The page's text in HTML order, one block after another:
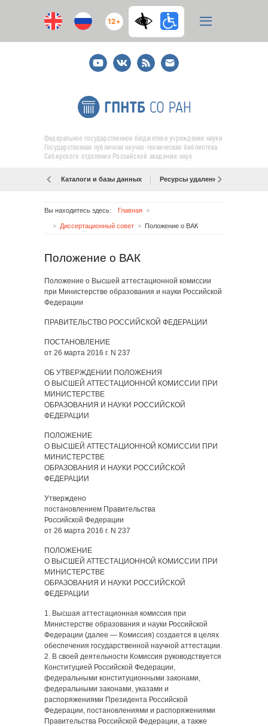
12+
YoutubeВКонтакте
RSS
E-
mail
подписка
Федеральное государственное бюджетное учреждение науки
Государственная публичная научно-техническая библиотека
Сибирского отделения Российской академии наук
Каталоги и базы данных Ресурсы удаленного доступа
Вы находитесь здесь: Главная
Диссертационный совет Положение о ВАК
Положение о ВАК
Положение о Высшей аттестационной комиссии
при Министерстве образования и науки Российской
Федерации
ПРАВИТЕЛЬСТВО РОССИЙСКОЙ ФЕДЕРАЦИИ
ПОСТАНОВЛЕНИЕ
от 26 марта 2016 г. N 237
ОБ УТВЕРЖДЕНИИ ПОЛОЖЕНИЯ
О ВЫСШЕЙ АТТЕСТАЦИОННОЙ КОМИССИИ ПРИ
МИНИСТЕРСТВЕ
ОБРАЗОВАНИЯ И НАУКИ РОССИЙСКОЙ
ФЕДЕРАЦИИ
ПОЛОЖЕНИЕ
О ВЫСШЕЙ АТТЕСТАЦИОННОЙ КОМИССИИ ПРИ
МИНИСТЕРСТВЕ
ОБРАЗОВАНИЯ И НАУКИ РОССИЙСКОЙ
ФЕДЕРАЦИИ
Утверждено
постановлением Правительства
Российской Федерации
от 26 марта 2016 г. N 237
ПОЛОЖЕНИЕ
О ВЫСШЕЙ АТТЕСТАЦИОННОЙ КОМИССИИ ПРИ
МИНИСТЕРСТВЕ
ОБРАЗОВАНИЯ И НАУКИ РОССИЙСКОЙ
ФЕДЕРАЦИИ
1. Высшая аттестационная комиссия при
Министерстве образования и науки Российской
Федерации (далее — Комиссия) создается в целях
обеспечения государственной научной аттестации.
2. В своей деятельности Комиссия руководствуется
Конституцией Российской Федерации,
федеральными конституционными законами,
федеральными законами, указами и
распоряжениями Президента Российской
Федерации, постановлениями и распоряжениями
Правительства Российской Федерации, а также